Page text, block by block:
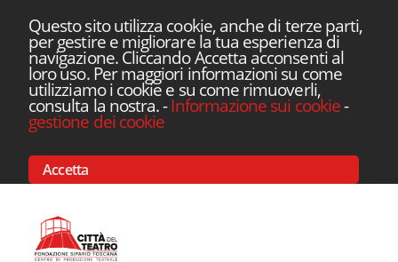
Questo sito utilizza cookie, anche di terze parti,
per gestire e migliorare la tua esperienza di
navigazione. Cliccando Accetta acconsenti al
loro uso. Per maggiori informazioni su come
utilizziamo i cookie e su come rimuoverli,
consulta la nostra.-Informazione sui cookie-
gestione dei cookie
Accetta